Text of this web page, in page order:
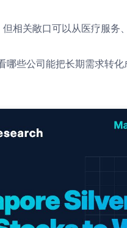
相关敞口可以从医疗服务
哪些公司能把长期需求转